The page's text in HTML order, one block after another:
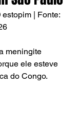
| Fonte:
meningite
ele esteve
do Congo.